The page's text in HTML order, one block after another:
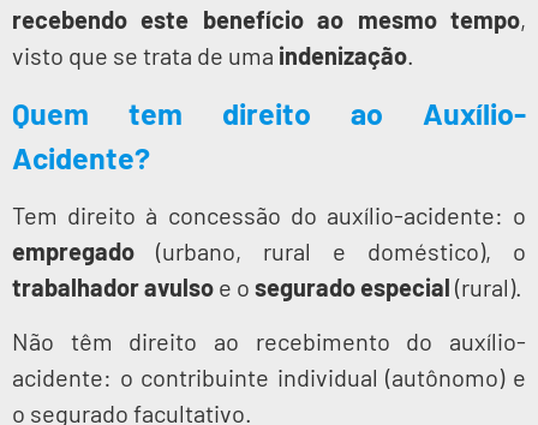
recebendo este benefício ao mesmo tempo,
visto que se trata de uma indenização.
Quem tem direito ao Auxílio-
Acidente?
Tem direito à concessão do auxílio-acidente: o
empregado (urbano, rural e doméstico), o
trabalhador avulso e o segurado especial (rural).
Não têm direito ao recebimento do auxílio-
acidente: o contribuinte individual (autônomo) e
o segurado facultativo.